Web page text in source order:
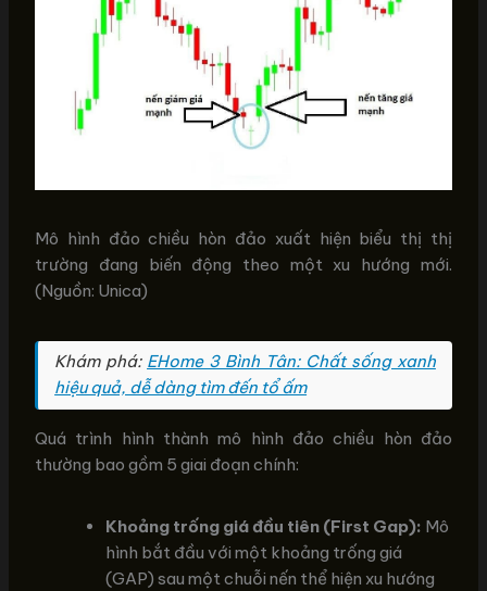
Mô hình đảo chiều hòn đảo xuất hiện biểu thị thị
trường đang biến động theo một xu hướng mới.
(Nguồn: Unica)
Khám phá: EHome 3 Bình Tân: Chất sống xanh
hiệu quả, dễ dàng tìm đến tổ ấm
Quá trình hình thành mô hình đảo chiều hòn đảo
thường bao gồm 5 giai đoạn chính:
Khoảng trống giá đầu tiên (First Gap): Mô
hình bắt đầu với một khoảng trống giá
(GAP) sau một chuỗi nến thể hiện xu hướng